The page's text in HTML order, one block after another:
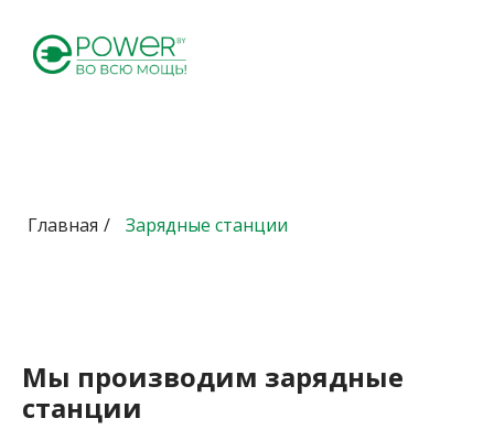
Главная / Зарядные станции
Мы производим зарядные
станции